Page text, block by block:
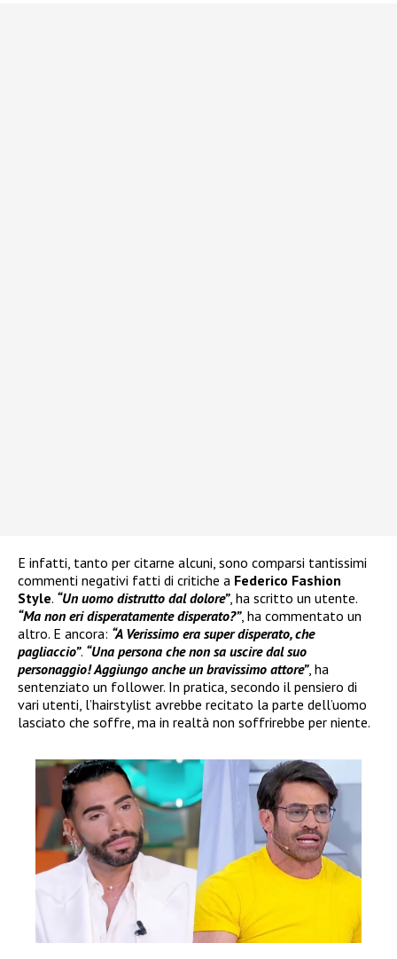
E infatti, tanto per citarne alcuni, sono comparsi tantissimi
commenti negativi fatti di critiche a Federico Fashion
Style. “Un uomo distrutto dal dolore”, ha scritto un utente.
“Ma non eri disperatamente disperato?”, ha commentato un
altro. E ancora: “A Verissimo era super disperato, che
pagliaccio”. “Una persona che non sa uscire dal suo
personaggio! Aggiungo anche un bravissimo attore”, ha
sentenziato un follower. In pratica, secondo il pensiero di
vari utenti, l’hairstylist avrebbe recitato la parte dell’uomo
lasciato che soffre, ma in realtà non soffrirebbe per niente.